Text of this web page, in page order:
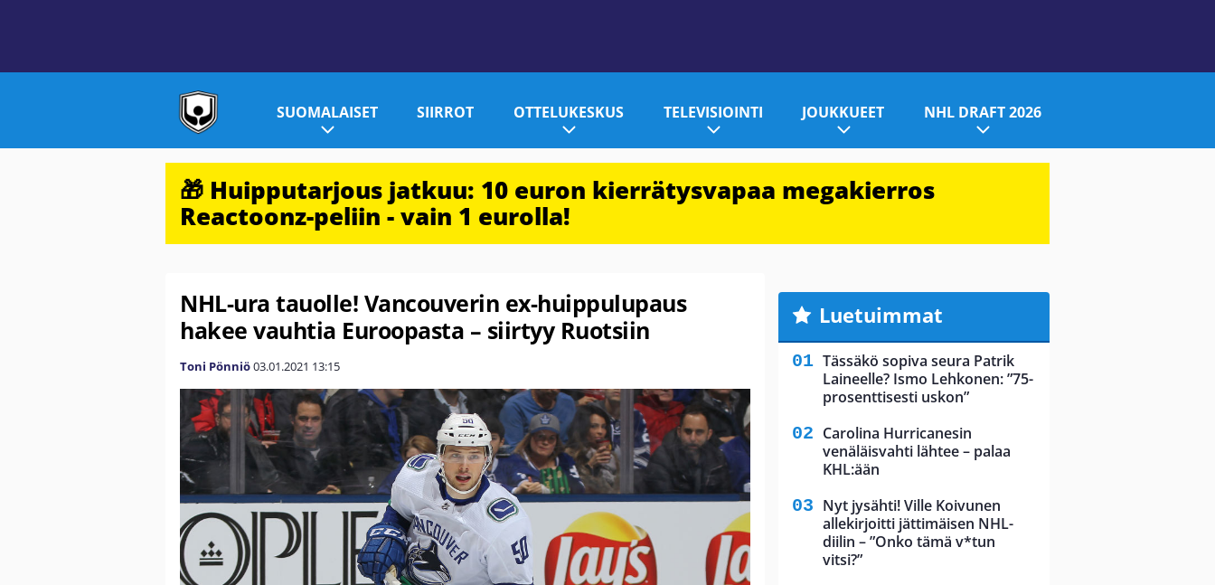
SUOMALAISET SIIRROT OTTELUKESKUS TELEVISIOINTI JOUKKUEET NHL DRAFT 2026
🎁 Huipputarjous jatkuu: 10 euron kierrätysvapaa megakierros
Reactoonz-peliin - vain 1 eurolla!
NHL-ura tauolle! Vancouverin ex-huippulupaus
hakee vauhtia Euroopasta – siirtyy Ruotsiin
Toni Pönniö03.01.2021 13:15
Luetuimmat
Tässäkö sopiva seura Patrik
Laineelle? Ismo Lehkonen: ”75-
prosenttisesti uskon”
Carolina Hurricanesin
venäläisvahti lähtee – palaa
KHL:ään
Nyt jysähti! Ville Koivunen
allekirjoitti jättimäisen NHL-
diilin – ”Onko tämä v*tun
vitsi?”